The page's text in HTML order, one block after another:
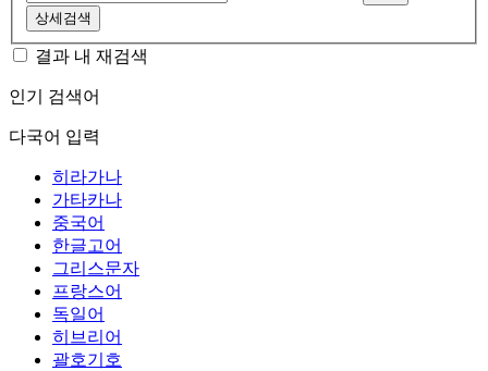
상세검색
결과 내 재검색
인기 검색어
다국어 입력
히라가나
가타카나
중국어
한글고어
그리스문자
프랑스어
독일어
히브리어
괄호기호